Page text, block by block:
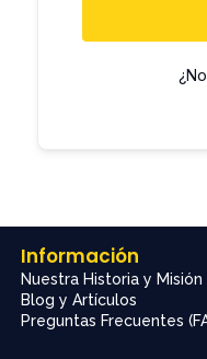
Información
Nuestra Historia y Misión
Blog y Artículos
Preguntas Frecuentes